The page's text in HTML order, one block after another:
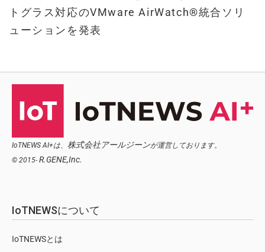
トグラス対応のVMware AirWatch®統合ソリ
ューションを発表
IoTNEWS AI+は、 株式会社アールジーンが運営しております。
© 2015- R.GENE,Inc.
IoTNEWSについて
IoTNEWSとは